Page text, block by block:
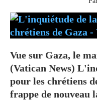
Vue sur Gaza, le
(Vatican News)
pour les chrétiens
frappe de nouveau